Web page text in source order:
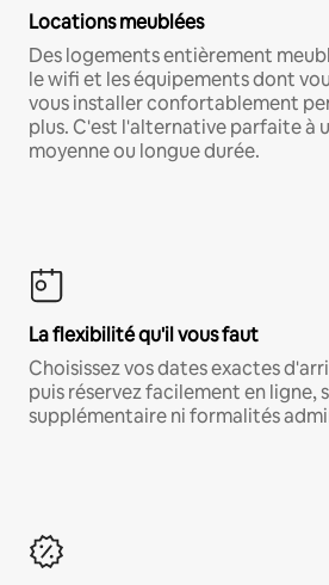
Locations meublées
Des logements entièrement
le wifi et les équipements dont
vous installer confortablement
plus. C'est l'alternative parfaite à
moyenne ou longue durée.
La flexibilité qu'il vous faut
Choisissez vos dates exactes
puis réservez facilement en ligne,
supplémentaire ni formalités